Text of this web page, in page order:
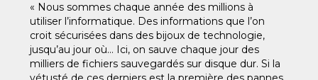
« Nous sommes chaque année des millions à
utiliser l’informatique. Des informations que l’on
croit sécurisées dans des bijoux de technologie,
jusqu’au jour où… Ici, on sauve chaque jour des
milliers de fichiers sauvegardés sur disque dur. Si la